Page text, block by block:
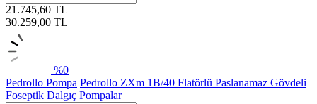
21.745,60 TL
30.259,00 TL
%0
Pedrollo Pompa Pedrollo ZXm 1B/40 Flatörlü Paslanamaz Gövdeli
Foseptik Dalgıç Pompalar